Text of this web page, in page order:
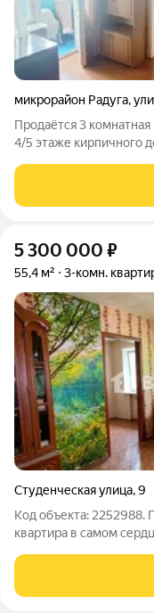
микрорайон Радуга,
Продаётся 3
4/5 этаже кирпичного
Состояние квартиры:
ремонт! Есть газовая
5 300 000 ₽
55,4 м² 3-комн.
Студенческая улица,9
Код объекта: 2252988.
квартира в самом
Этаж: 1 (удобно для
Потолки: Высокие